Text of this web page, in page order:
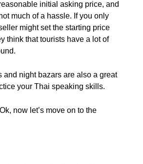
initial asking price, and
much of a hassle. If you only
might set the starting price
think that tourists have a lot of
and night bazars are also a great
your Thai speaking skills.
now let’s move on to the